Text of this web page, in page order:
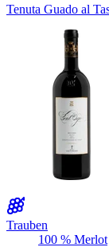
Tenuta Guado al
Trauben
100 % Merlot